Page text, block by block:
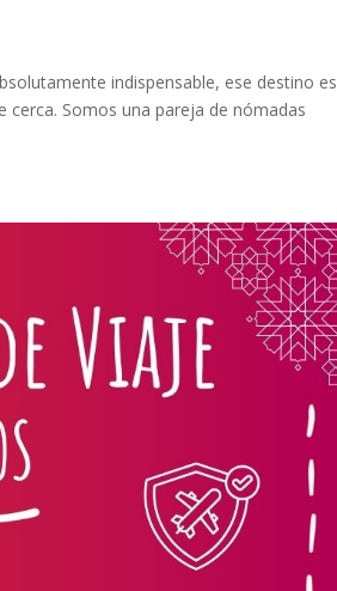
indispensable, ese destino es
Somos una pareja de nómadas